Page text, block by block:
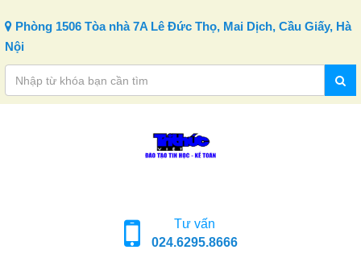
Phòng 1506 Tòa nhà 7A Lê Đức Thọ, Mai Dịch, Cầu Giấy, Hà
Nội
Tư vấn
024.6295.8666